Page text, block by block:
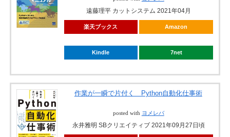
遠藤理平 カットシステム 2021年04月
楽天ブックス Amazon
Kindle 7net
作業が一瞬で片付く Python自動化仕事術
posted with ヨメレバ
永井雅明 SBクリエイティブ 2021年09月27日頃